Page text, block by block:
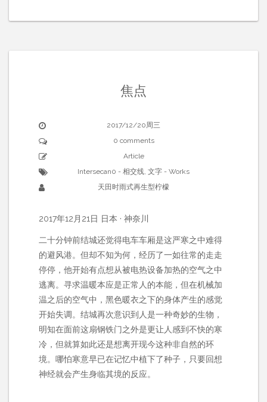
焦点
2017/12/20周三
0 comments
Article
Intersecan0 - 相交线, 文字 - Works
天田时雨式再生型柠檬
2017年12月21日 日本 · 神奈川
二十分钟前结城还觉得电车车厢是这严寒之中难得
的避风港。但却不知为何，经历了一如往常的走走
停停，他开始有点想从被电热设备加热的空气之中
逃离。寻求温暖本应是正常人的本能，但在机械加
温之后的空气中，黑色暖衣之下的身体产生的感觉
开始失调。结城再次意识到人是一种奇妙的生物，
明知在面前这扇钢铁门之外是更让人感到不快的寒
冷，但就算如此还是想离开现今这种非自然的环
境。哪怕寒意早已在记忆中植下了种子，只要回想
神经就会产生身临其境的反应。